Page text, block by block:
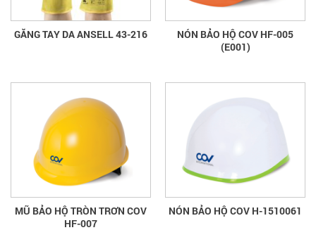
GĂNG TAY DA ANSELL 43-216
NÓN BẢO HỘ COV HF-005
(E001)
MŨ BẢO HỘ TRÒN TRƠN COV
HF-007
NÓN BẢO HỘ COV H-1510061